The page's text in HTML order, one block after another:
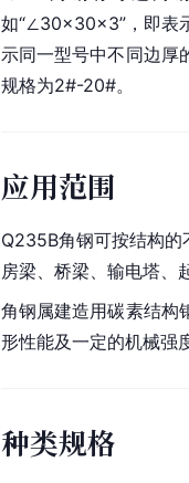
如“∠30×30×3”，即表
示同一型号中不同边厚
规格为2#-20#。
应用范围
Q235B角钢可按结构的
房梁、桥梁、输电塔、
角钢属建造用碳素结构
形性能及一定的机械强
种类规格